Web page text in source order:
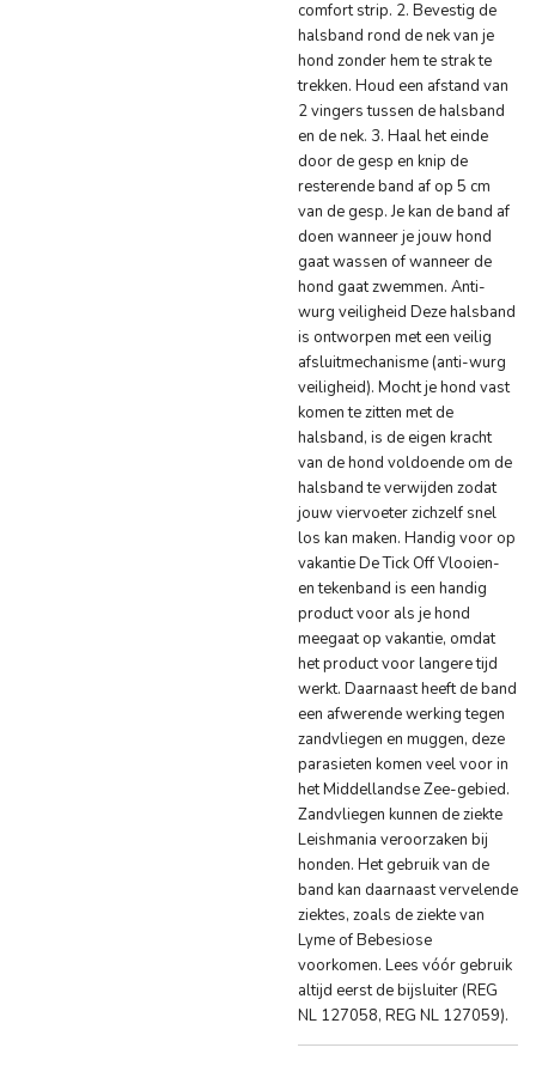
comfort strip. 2. Bevestig de
halsband rond de nek van je
hond zonder hem te strak te
trekken. Houd een afstand van
2 vingers tussen de halsband
en de nek. 3. Haal het einde
door de gesp en knip de
resterende band af op 5 cm
van de gesp. Je kan de band af
doen wanneer je jouw hond
gaat wassen of wanneer de
hond gaat zwemmen. Anti-
wurg veiligheid Deze halsband
is ontworpen met een veilig
afsluitmechanisme (anti-wurg
veiligheid). Mocht je hond vast
komen te zitten met de
halsband, is de eigen kracht
van de hond voldoende om de
halsband te verwijden zodat
jouw viervoeter zichzelf snel
los kan maken. Handig voor op
vakantie De Tick Off Vlooien-
en tekenband is een handig
product voor als je hond
meegaat op vakantie, omdat
het product voor langere tijd
werkt. Daarnaast heeft de band
een afwerende werking tegen
zandvliegen en muggen, deze
parasieten komen veel voor in
het Middellandse Zee-gebied.
Zandvliegen kunnen de ziekte
Leishmania veroorzaken bij
honden. Het gebruik van de
band kan daarnaast vervelende
ziektes, zoals de ziekte van
Lyme of Bebesiose
voorkomen. Lees vóór gebruik
altijd eerst de bijsluiter (REG
NL 127058, REG NL 127059).